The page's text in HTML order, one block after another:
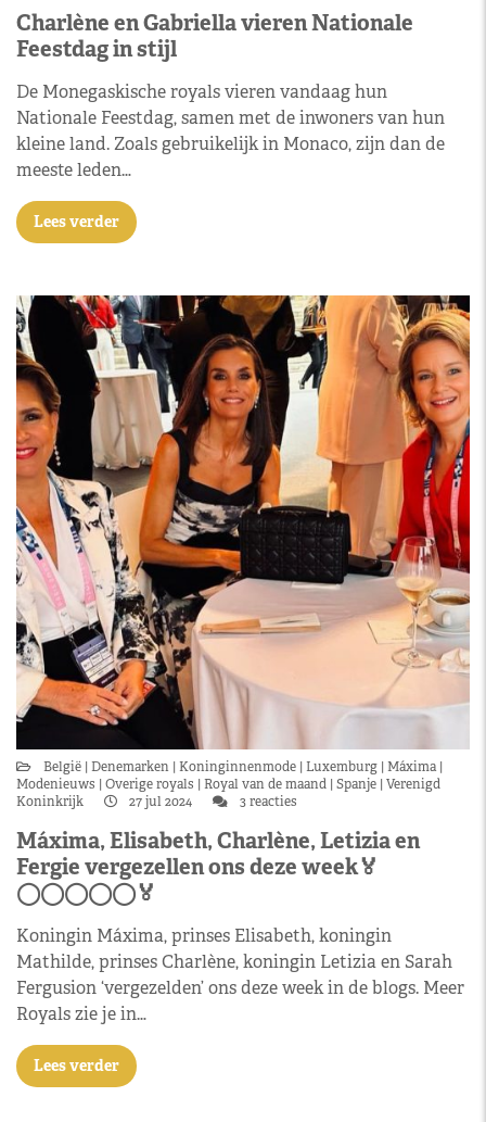
Charlène en Gabriella vieren Nationale
Feestdag in stijl
De Monegaskische royals vieren vandaag hun
Nationale Feestdag, samen met de inwoners van hun
kleine land. Zoals gebruikelijk in Monaco, zijn dan de
meeste leden…
Lees verder
België Denemarken Koninginnenmode Luxemburg Máxima
Modenieuws
Overige royals Royal van de maand Spanje Verenigd
Koninkrijk
27 jul 2024 3 reacties
Máxima, Elisabeth, Charlène, Letizia en
Fergie vergezellen ons deze week🏅
◯‍◯‍◯‍◯‍◯🏅
Koningin Máxima, prinses Elisabeth, koningin
Mathilde, prinses Charlène, koningin Letizia en Sarah
Fergusion ‘vergezelden’ ons deze week in de blogs. Meer
Royals zie je in…
Lees verder